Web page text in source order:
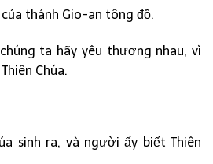
thánh Gio-an tông đồ.
ta hãy yêu thương nhau, vì
Chúa.
sinh ra, và người ấy biết Thiên